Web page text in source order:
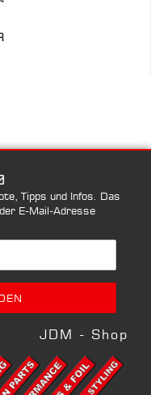
Tipps und Infos. Das
E-Mail-Adresse
JDM - Shop